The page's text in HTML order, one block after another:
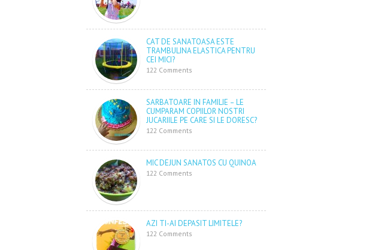
CAT DE SANATOASA ESTE
TRAMBULINA ELASTICA PENTRU
CEI MICI?
122 Comments
SARBATOARE IN FAMILIE – LE
CUMPARAM COPIILOR NOSTRI
JUCARIILE PE CARE SI LE DORESC?
122 Comments
MIC DEJUN SANATOS CU QUINOA
122 Comments
AZI TI-AI DEPASIT LIMITELE?
122 Comments